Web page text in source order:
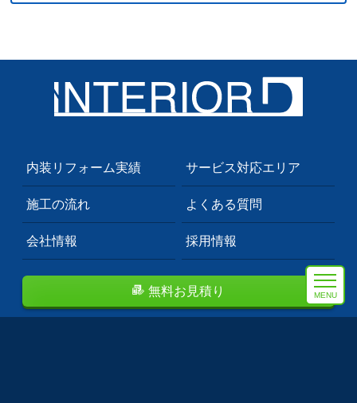
MENU
内装リフォーム実績 サービス対応エリア
施工の流れ よくある質問
会社情報 採用情報
無料お見積り